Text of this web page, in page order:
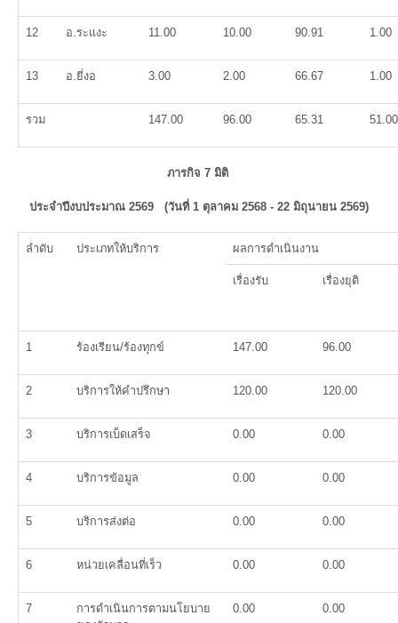
12 อ.ระแงะ 11.00 10.00 90.91 1.00
13 อ.ยี่งอ 3.00 2.00 66.67 1.00
รวม 147.00 96.00 65.31 51.00
ภารกิจ 7 มิติ
ประจำปีงบประมาณ 2569 (วันที่ 1 ตุลาคม 2568 - 22 มิถุนายน 2569)
ลำดับ ประเภทให้บริการ ผลการดำเนินงาน
เรื่องรับ เรื่องยุติ
1 ร้องเรียน/ร้องทุกข์ 147.00 96.00
2 บริการให้คำปรึกษา 120.00 120.00
3 บริการเบ็ดเสร็จ 0.00 0.00
4 บริการข้อมูล 0.00 0.00
5 บริการส่งต่อ 0.00 0.00
6 หน่วยเคลื่อนที่เร็ว 0.00 0.00
7
การดำเนินการตามนโยบาย
0.00 0.00